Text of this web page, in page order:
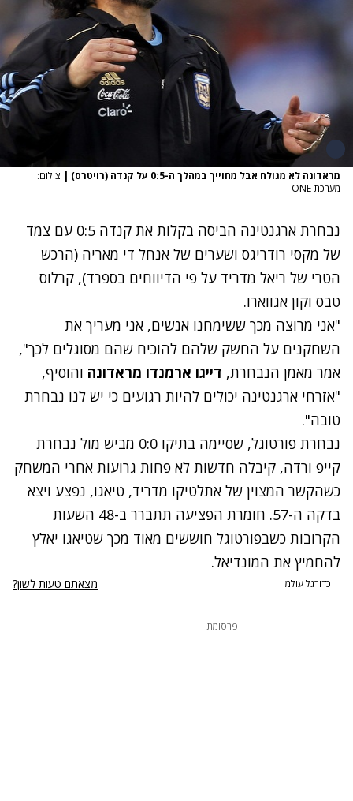
מראדונה לא מגולח אבל מחוייך במהלך ה-0:5 על קנדה (רויטרס) | צילום:
מערכת ONE
נבחרת ארגנטינה הביסה בקלות את קנדה 0:5 עם צמד
של מקסי רודריגס ושערים של אנחל די מאריה (הרכש
הטרי של ריאל מדריד על פי הדיווחים בספרד), קרלוס
טבס וקון אגווארו.
"אני מרוצה מכך ששימחנו אנשים, אני מעריך את
השחקנים על החשק שלהם להוכיח שהם מסוגלים לכך",
אמר מאמן הנבחרת, דייגו ארמנדו מראדונה והוסיף,
"אזרחי ארגנטינה יכולים להיות רגועים כי יש לנו נבחרת
טובה".
נבחרת פורטוגל, שסיימה בתיקו 0:0 מביש מול נבחרת
קייפ ורדה, קיבלה חדשות לא פחות גרועות אחרי המשחק
כשהקשר המצוין של אתלטיקו מדריד, טיאגו, נפצע ויצא
בדקה ה-57. חומרת הפציעה תתברר ב-48 השעות
הקרובות כשבפורטוגל חוששים מאוד מכך שטיאגו יאלץ
להחמיץ את המונדיאל.
כדורגל עולמי מצאתם טעות לשון?
פרסומת